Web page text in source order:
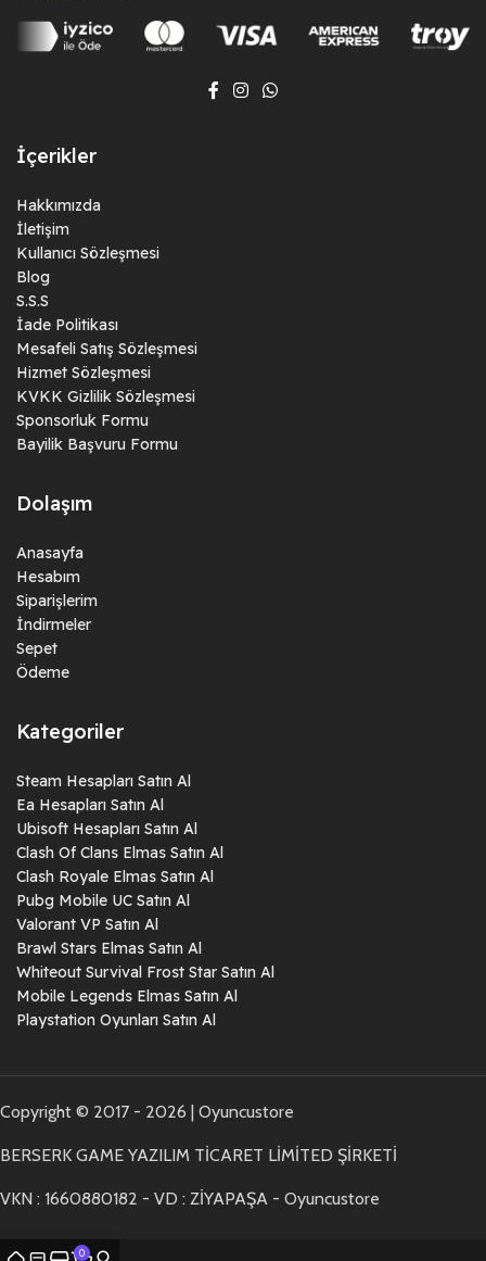
İçerikler
Hakkımızda
İletişim
Kullanıcı Sözleşmesi
Blog
S.S.S
İade Politikası
Mesafeli Satış Sözleşmesi
Hizmet Sözleşmesi
KVKK Gizlilik Sözleşmesi
Sponsorluk Formu
Bayilik Başvuru Formu
Dolaşım
Anasayfa
Hesabım
Siparişlerim
İndirmeler
Sepet
Ödeme
Kategoriler
Steam Hesapları Satın Al
Ea Hesapları Satın Al
Ubisoft Hesapları Satın Al
Clash Of Clans Elmas Satın Al
Clash Royale Elmas Satın Al
Pubg Mobile UC Satın Al
Valorant VP Satın Al
Brawl Stars Elmas Satın Al
Whiteout Survival Frost Star Satın Al
Mobile Legends Elmas Satın Al
Playstation Oyunları Satın Al
Copyright © 2017 - 2026 | Oyuncustore
BERSERK GAME YAZILIM TİCARET LİMİTED ŞİRKETİ
VKN : 1660880182 - VD : ZİYAPAŞA - Oyuncustore
0